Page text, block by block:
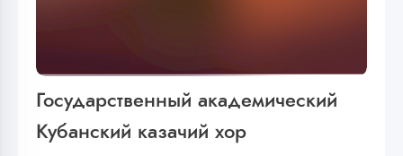
Государственный академический
Кубанский казачий хор